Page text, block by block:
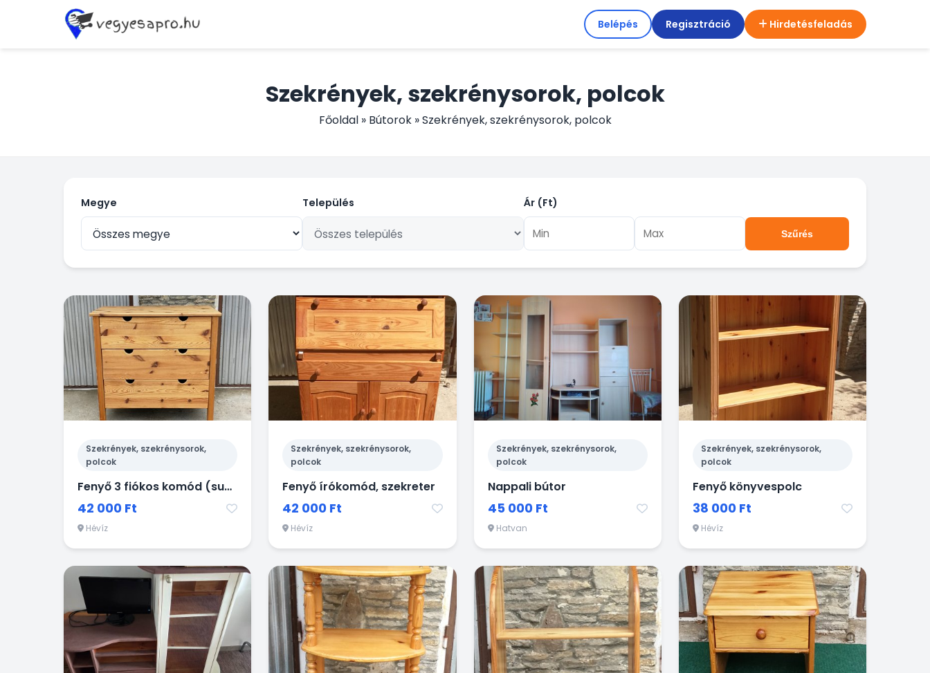
Belépés Regisztráció Hirdetésfeladás
Szekrények, szekrénysorok, polcok
Főoldal» Bútorok»Szekrények, szekrénysorok, polcok
Megye Település Ár (Ft)
Szűrés
Szekrények, szekrénysorok,
polcok
Fenyő 3 fiókos komód (sublót)
42 000 Ft
Hévíz
Szekrények, szekrénysorok,
polcok
Fenyő írókomód, szekreter
42 000 Ft
Hévíz
Szekrények, szekrénysorok,
polcok
Nappali bútor
45 000 Ft
Hatvan
Szekrények, szekrénysorok,
polcok
Fenyő könyvespolc
38 000 Ft
Hévíz